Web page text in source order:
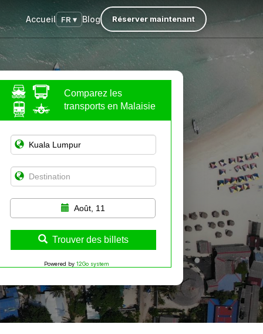
Accueil FR ▾ Blog Réserver maintenant
Comparez les
transports en Malaisie
Août, 11
Trouver des billets
Powered by 12Go system